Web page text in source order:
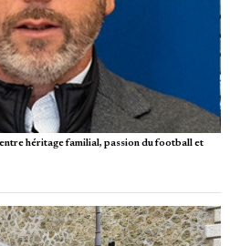
héritage familial, passion du football et